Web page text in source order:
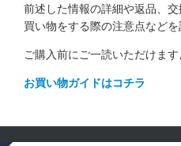
前述した情報の詳細や返品、
買い物をする際の注意点などを
ご購入前にご一読いただけます
お買い物ガイドはコチラ